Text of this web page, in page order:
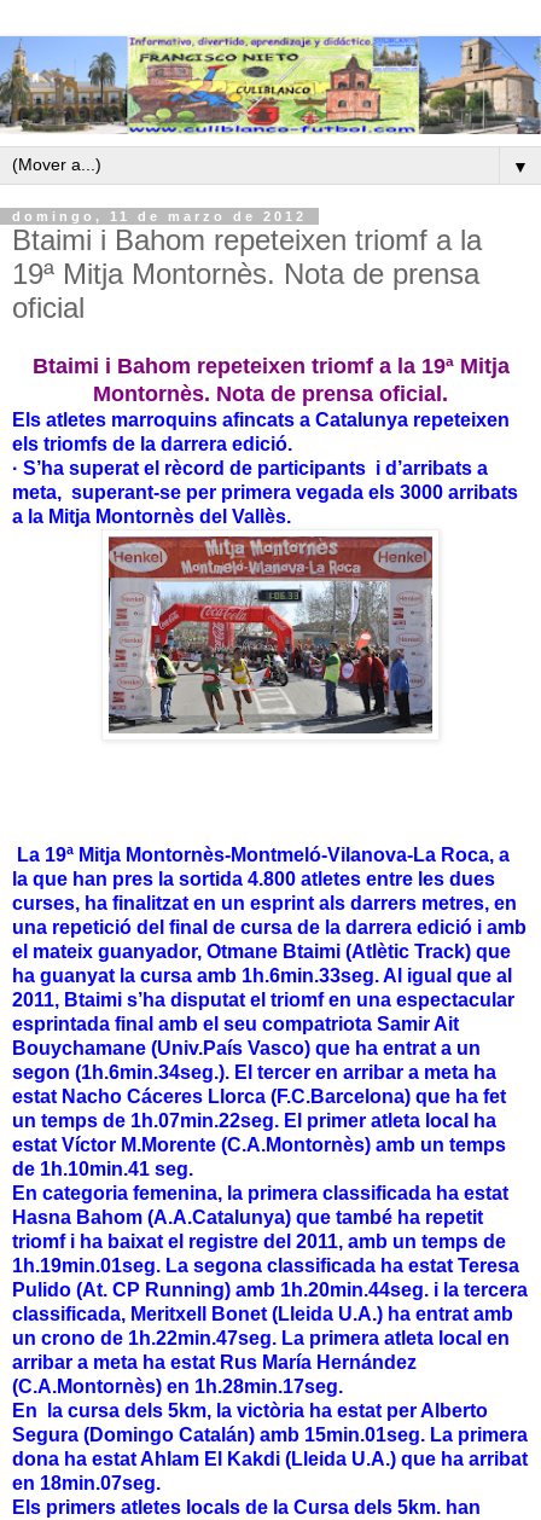
▼
domingo, 11 de marzo de 2012
Btaimi i Bahom repeteixen triomf a la
19ª Mitja Montornès. Nota de prensa
oficial
Btaimi i Bahom repeteixen triomf a la 19ª Mitja
Montornès. Nota de prensa oficial.
Els atletes marroquins afincats a Catalunya repeteixen
els triomfs de la darrera edició.
· S’ha superat el rècord de participants i d’arribats a
meta, superant-se per primera vegada els 3000 arribats
a la Mitja Montornès del Vallès.
La 19ª Mitja Montornès-Montmeló-Vilanova-La Roca, a
la que han pres la sortida 4.800 atletes entre les dues
curses, ha finalitzat en un esprint als darrers metres, en
una repetició del final de cursa de la darrera edició i amb
el mateix guanyador, Otmane Btaimi (Atlètic Track) que
ha guanyat la cursa amb 1h.6min.33seg. Al igual que al
2011, Btaimi s’ha disputat el triomf en una espectacular
esprintada final amb el seu compatriota Samir Ait
Bouychamane (Univ.País Vasco) que ha entrat a un
segon (1h.6min.34seg.). El tercer en arribar a meta ha
estat Nacho Cáceres Llorca (F.C.Barcelona) que ha fet
un temps de 1h.07min.22seg. El primer atleta local ha
estat Víctor M.Morente (C.A.Montornès) amb un temps
de 1h.10min.41 seg.
En categoria femenina, la primera classificada ha estat
Hasna Bahom (A.A.Catalunya) que també ha repetit
triomf i ha baixat el registre del 2011, amb un temps de
1h.19min.01seg. La segona classificada ha estat Teresa
Pulido (At. CP Running) amb 1h.20min.44seg. i la tercera
classificada, Meritxell Bonet (Lleida U.A.) ha entrat amb
un crono de 1h.22min.47seg. La primera atleta local en
arribar a meta ha estat Rus María Hernández
(C.A.Montornès) en 1h.28min.17seg.
En la cursa dels 5km, la victòria ha estat per Alberto
Segura (Domingo Catalán) amb 15min.01seg. La primera
dona ha estat Ahlam El Kakdi (Lleida U.A.) que ha arribat
en 18min.07seg.
Els primers atletes locals de la Cursa dels 5km. han